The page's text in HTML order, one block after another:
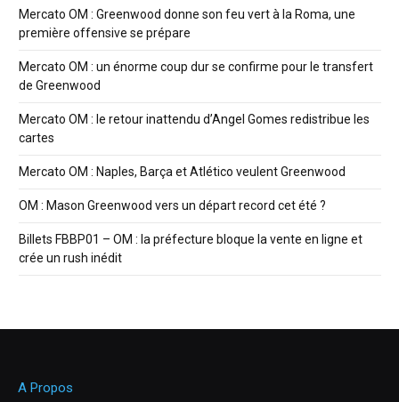
Mercato OM : Greenwood donne son feu vert à la Roma, une
première offensive se prépare
Mercato OM : un énorme coup dur se confirme pour le transfert
de Greenwood
Mercato OM : le retour inattendu d’Angel Gomes redistribue les
cartes
Mercato OM : Naples, Barça et Atlético veulent Greenwood
OM : Mason Greenwood vers un départ record cet été ?
Billets FBBP01 – OM : la préfecture bloque la vente en ligne et
crée un rush inédit
A Propos